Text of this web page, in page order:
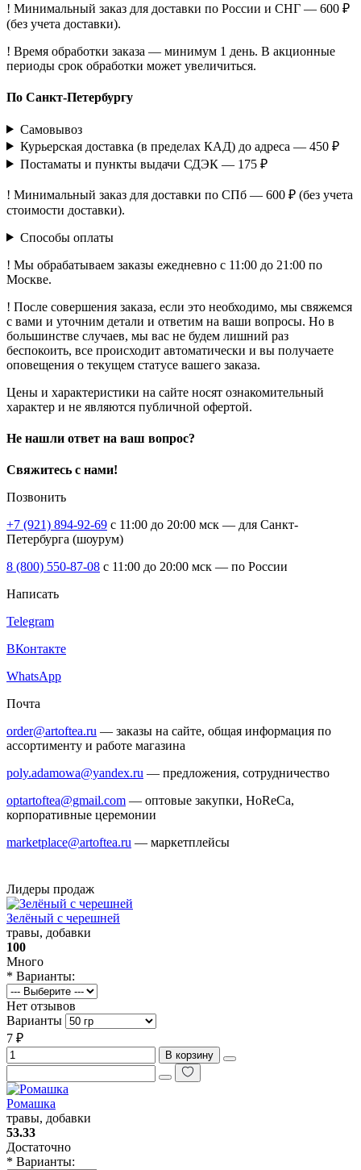
! Минимальный заказ для доставки по России и СНГ — 600 ₽
(без учета доставки).
! Время обработки заказа — минимум 1 день. В акционные
периоды срок обработки может увеличиться.
По Санкт-Петербургу
Самовывоз
Курьерская доставка (в пределах КАД) до адреса — 450 ₽
Постаматы и пункты выдачи СДЭК — 175 ₽
! Минимальный заказ для доставки по СПб — 600 ₽ (без учета
стоимости доставки).
Способы оплаты
! Мы обрабатываем заказы ежедневно с 11:00 до 21:00 по
Москве.
! После совершения заказа, если это необходимо, мы свяжемся
с вами и уточним детали и ответим на ваши вопросы. Но в
большинстве случаев, мы вас не будем лишний раз
беспокоить, все происходит автоматически и вы получаете
оповещения о текущем статусе вашего заказа.
Цены и характеристики на сайте носят ознакомительный
характер и не являются публичной офертой.
Не нашли ответ на ваш вопрос?
Свяжитесь с нами!
Позвонить
+7 (921) 894-92-69 c 11:00 до 20:00 мск — для Санкт-
Петербурга (шоурум)
8 (800) 550-87-08 c 11:00 до 20:00 мск — по России
Написать
Telegram
ВКонтакте
WhatsApp
Почта
order@artoftea.ru — заказы на сайте, общая информация по
ассортименту и работе магазина
poly.adamowa@yandex.ru — предложения, сотрудничество
optartoftea@gmail.com — оптовые закупки, HoReCa,
корпоративные церемонии
marketplace@artoftea.ru — маркетплейсы
Лидеры продаж
Зелёный с черешней
травы, добавки
100
Много
* Варианты:
Нет отзывов
Варианты
7 ₽
В корзину
Ромашка
травы, добавки
53.33
Достаточно
* Варианты: